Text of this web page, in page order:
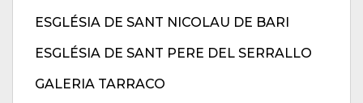
ESGLÉSIA DE SANT NICOLAU DE BARI
ESGLÉSIA DE SANT PERE DEL SERRALLO
GALERIA TARRACO